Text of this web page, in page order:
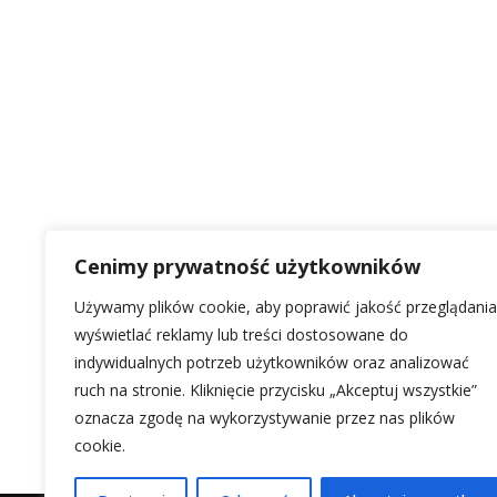
Cenimy prywatność użytkowników
Używamy plików cookie, aby poprawić jakość
wyświetlać reklamy lub treści dostosowane do
indywidualnych potrzeb użytkowników oraz analizować
ruch na stronie. Kliknięcie przycisku „Akceptuj wszystkie”
oznacza zgodę na wykorzystywanie przez nas plików
cookie.